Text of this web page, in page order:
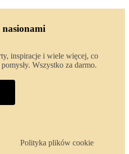
nasionami
inspiracje i wiele więcej, co
Wszystko za darmo.
Polityka plików cookie